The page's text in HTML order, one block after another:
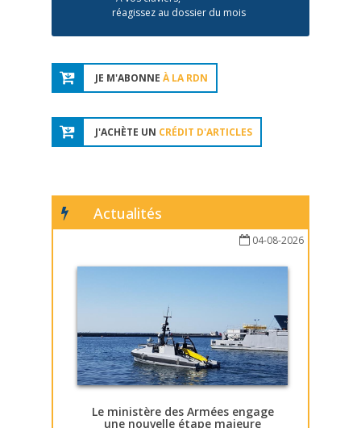
réagissez au dossier du mois
JE M'ABONNE À LA RDN
J'ACHÈTE UN CRÉDIT D'ARTICLES
Actualités
04-08-2026
Le ministère des Armées engage
une nouvelle étape majeure